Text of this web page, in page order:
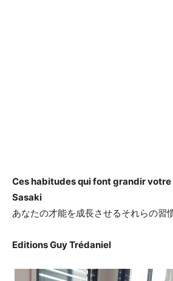
Ces habitudes qui font grandir votre
Sasaki
あなたの才能を成長させるそれらの習
Editions Guy Trédaniel